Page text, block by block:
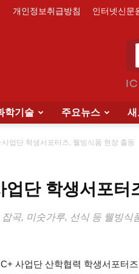
개인정보취급방침 인터넷신문
학기술 주요뉴스 새
업단 학생서포터즈, 웰빙식품 현장 출동
업단 학생서포터
잡곡, 미숫가루, 선식 등 웰빙식
사업단 산학협력 학생서포터